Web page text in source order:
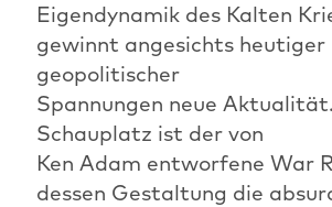
Eigendynamik des Kalten
gewinnt angesichts heutiger
geopolitischer
Spannungen neue
Schauplatz ist der von
Ken Adam entworfene War
dessen Gestaltung die